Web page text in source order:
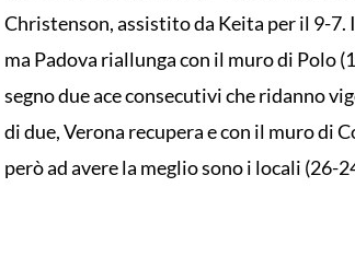
Christenson, assistito da Keita per il 9-7.
ma Padova riallunga con il muro di Polo
segno due ace consecutivi che ridanno
di due, Verona recupera e con il muro di
però ad avere la meglio sono i locali (26-